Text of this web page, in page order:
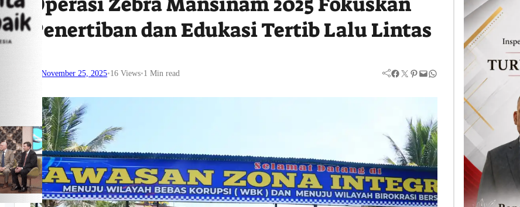
Penertiban dan Edukasi Tertib Lalu Lintas
November 25, 2025•16 Views•1 Min read Facebook Twitter Pinterest Mail WhatsApp